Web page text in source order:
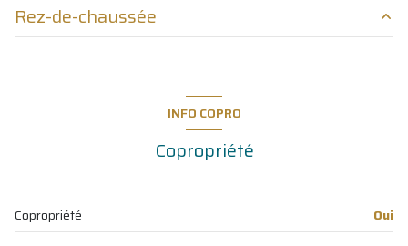
Rez-de-chaussée
salle de bain
4.30 m²
INFO COPRO
Copropriété
Copropriété
Oui